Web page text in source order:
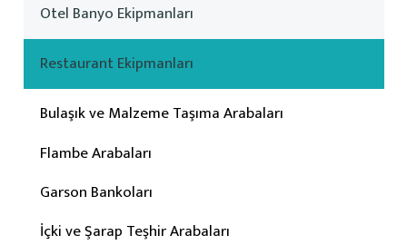
Otel Banyo Ekipmanları
Restaurant Ekipmanları
Bulaşık ve Malzeme Taşıma Arabaları
Flambe Arabaları
Garson Bankoları
İçki ve Şarap Teşhir Arabaları